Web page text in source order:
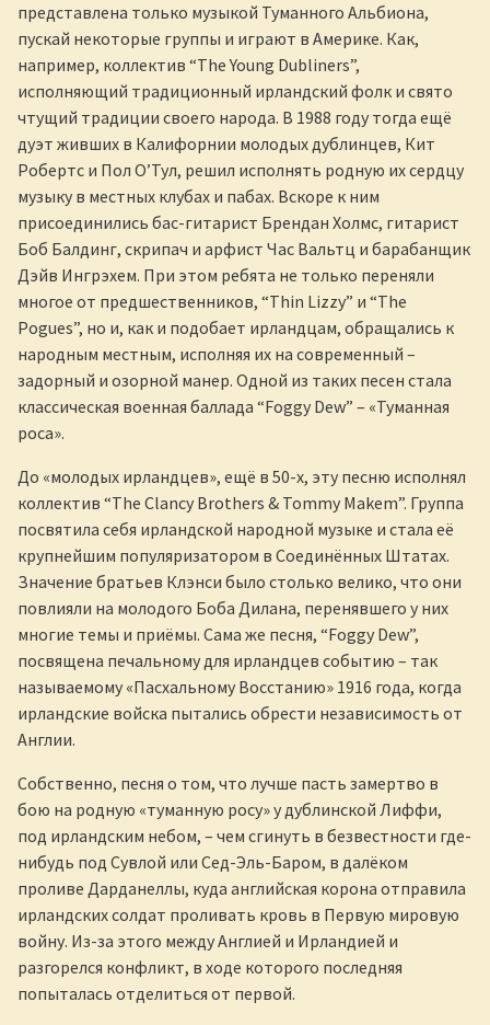
представлена только музыкой Туманного Альбиона,
пускай некоторые группы и играют в Америке. Как,
например, коллектив “The Young Dubliners”,
исполняющий традиционный ирландский фолк и свято
чтущий традиции своего народа. В 1988 году тогда ещё
дуэт живших в Калифорнии молодых дублинцев, Кит
Робертс и Пол О’Тул, решил исполнять родную их сердцу
музыку в местных клубах и пабах. Вскоре к ним
присоединились бас-гитарист Брендан Холмс, гитарист
Боб Балдинг, скрипач и арфист Час Вальтц и барабанщик
Дэйв Ингрэхем. При этом ребята не только переняли
многое от предшественников, “Thin Lizzy” и “The
Pogues”, но и, как и подобает ирландцам, обращались к
народным местным, исполняя их на современный –
задорный и озорной манер. Одной из таких песен стала
классическая военная баллада “Foggy Dew” – «Туманная
роса».
До «молодых ирландцев», ещё в 50-х, эту песню исполнял
коллектив “The Clancy Brothers & Tommy Makem”. Группа
посвятила себя ирландской народной музыке и стала её
крупнейшим популяризатором в Соединённых Штатах.
Значение братьев Клэнси было столько велико, что они
повлияли на молодого Боба Дилана, перенявшего у них
многие темы и приёмы. Сама же песня, “Foggy Dew”,
посвящена печальному для ирландцев событию – так
называемому «Пасхальному Восстанию» 1916 года, когда
ирландские войска пытались обрести независимость от
Англии.
Собственно, песня о том, что лучше пасть замертво в
бою на родную «туманную росу» у дублинской Лиффи,
под ирландским небом, – чем сгинуть в безвестности где-
нибудь под Сувлой или Сед-Эль-Баром, в далёком
проливе Дарданеллы, куда английская корона отправила
ирландских солдат проливать кровь в Первую мировую
войну. Из-за этого между Англией и Ирландией и
разгорелся конфликт, в ходе которого последняя
попыталась отделиться от первой.